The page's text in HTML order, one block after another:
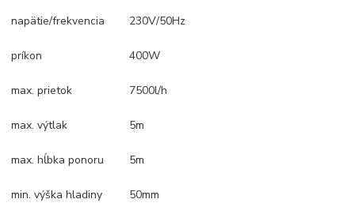
napätie/frekvencia 230V/50Hz
príkon 400W
max. prietok 7500l/h
max. výtlak 5m
max. hĺbka ponoru 5m
min. výška hladiny 50mm